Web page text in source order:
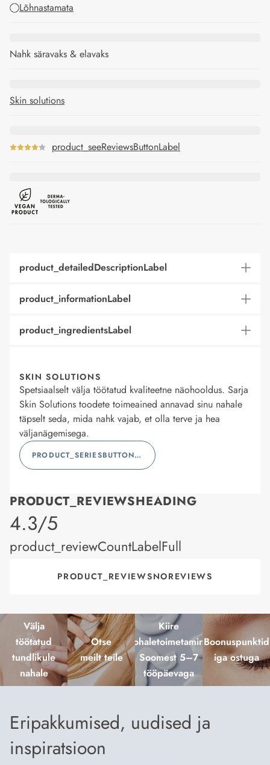
Lõhnastamata
Nahk säravaks & elavaks
Skin solutions
product_seeReviewsButtonLabel
product_detailedDescriptionLabel
product_informationLabel
product_ingredientsLabel
SKIN SOLUTIONS
Spetsiaalselt välja töötatud kvaliteetne näohooldus. Sarja
Skin Solutions toodete toimeained annavad sinu nahale
täpselt seda, mida nahk vajab, et olla terve ja hea
väljanägemisega.
PRODUCT_SERIESBUTTONLABEL
PRODUCT_REVIEWSHEADING
product_rating
4.3/5
product_reviewCountLabelFull
PRODUCT_REVIEWSNOREVIEWS
Välja
töötatud
tundlikule
nahale
Otse
meilt teile
Kiire
kohaletoimetamine
Soomest 5–7
tööpäevaga
Boonuspunktid
iga ostuga
Eripakkumised, uudised ja
inspiratsioon